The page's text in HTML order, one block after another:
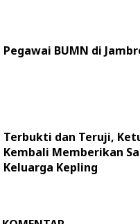
Pegawai BUMN di
Terbukti dan Teruji,
Kembali Memberikan
Keluarga Kepling